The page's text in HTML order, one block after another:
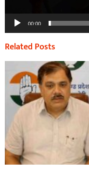
00:00
Related Posts